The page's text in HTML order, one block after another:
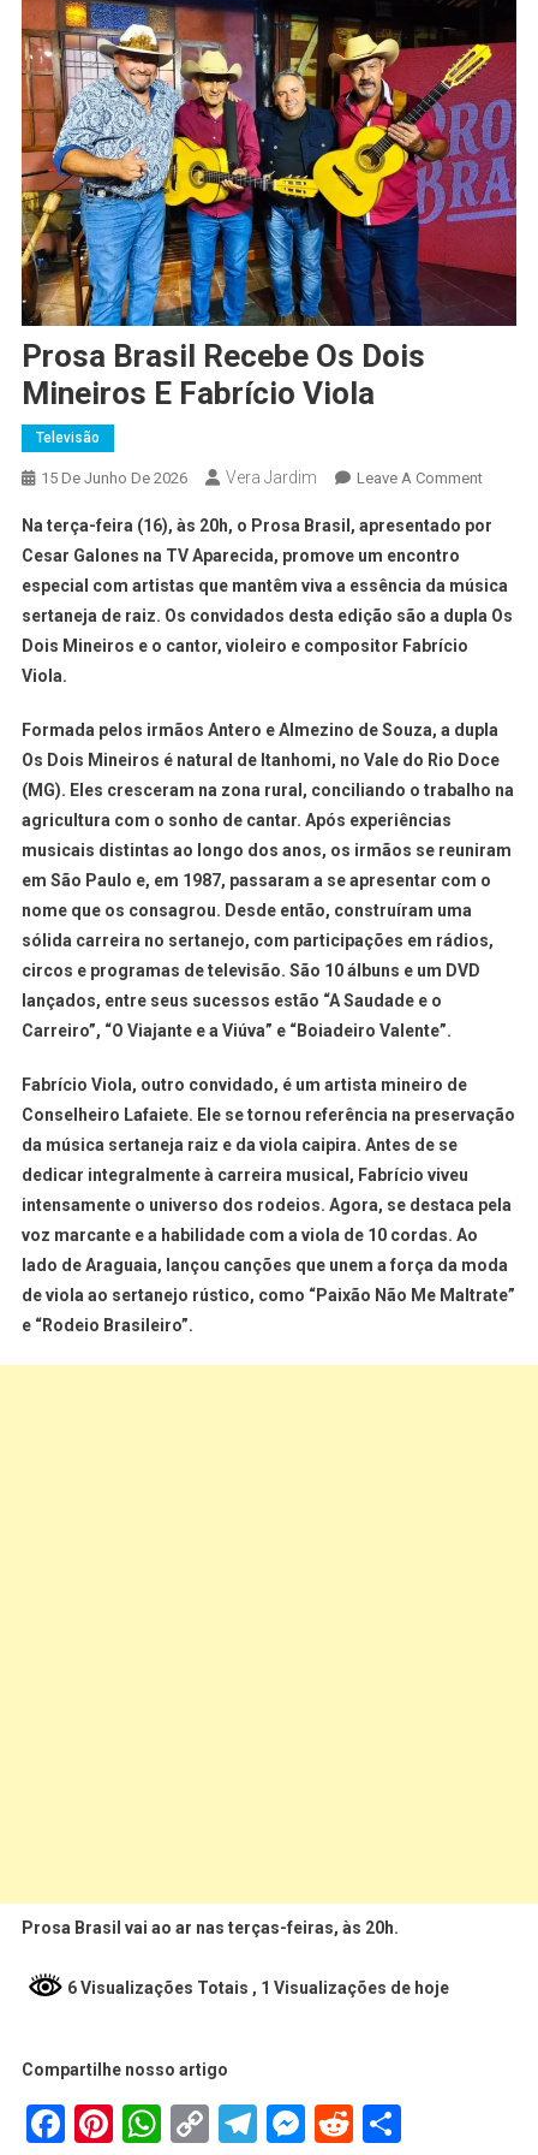
Prosa Brasil Recebe Os Dois
Mineiros E Fabrício Viola
Televisão
15 De Junho De 2026 Vera Jardim Leave A Comment
Na terça-feira (16), às 20h, o Prosa Brasil, apresentado por
Cesar Galones na TV Aparecida, promove um encontro
especial com artistas que mantêm viva a essência da música
sertaneja de raiz. Os convidados desta edição são a dupla Os
Dois Mineiros e o cantor, violeiro e compositor Fabrício
Viola.
Formada pelos irmãos Antero e Almezino de Souza, a dupla
Os Dois Mineiros é natural de Itanhomi, no Vale do Rio Doce
(MG). Eles cresceram na zona rural, conciliando o trabalho na
agricultura com o sonho de cantar. Após experiências
musicais distintas ao longo dos anos, os irmãos se reuniram
em São Paulo e, em 1987, passaram a se apresentar com o
nome que os consagrou. Desde então, construíram uma
sólida carreira no sertanejo, com participações em rádios,
circos e programas de televisão. São 10 álbuns e um DVD
lançados, entre seus sucessos estão “A Saudade e o
Carreiro”, “O Viajante e a Viúva” e “Boiadeiro Valente”.
Fabrício Viola, outro convidado, é um artista mineiro de
Conselheiro Lafaiete. Ele se tornou referência na preservação
da música sertaneja raiz e da viola caipira. Antes de se
dedicar integralmente à carreira musical, Fabrício viveu
intensamente o universo dos rodeios. Agora, se destaca pela
voz marcante e a habilidade com a viola de 10 cordas. Ao
lado de Araguaia, lançou canções que unem a força da moda
de viola ao sertanejo rústico, como “Paixão Não Me Maltrate”
e “Rodeio Brasileiro”.
Prosa Brasil vai ao ar nas terças-feiras, às 20h.
6 Visualizações Totais , 1 Visualizações de hoje
Compartilhe nosso artigo
Facebook
Pinterest
WhatsApp
CopyTelegram
Messenger
Reddit
Share